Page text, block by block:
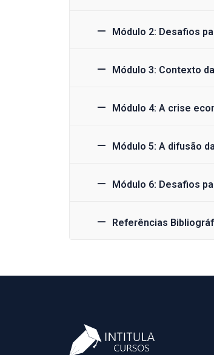
Módulo 2: Desafios
Módulo 3: Contexto
Módulo 4: A crise
Módulo 5: A difusão
Módulo 6: Desafios
Referências